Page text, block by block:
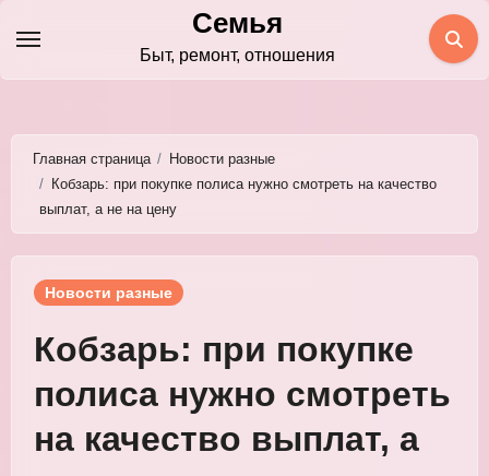
содержимому
Семья
Быт, ремонт, отношения
Главная страница
Новости разные
Кобзарь: при покупке полиса нужно смотреть на качество
выплат, а не на цену
Новости разные
Кобзарь: при покупке
полиса нужно смотреть
на качество выплат, а